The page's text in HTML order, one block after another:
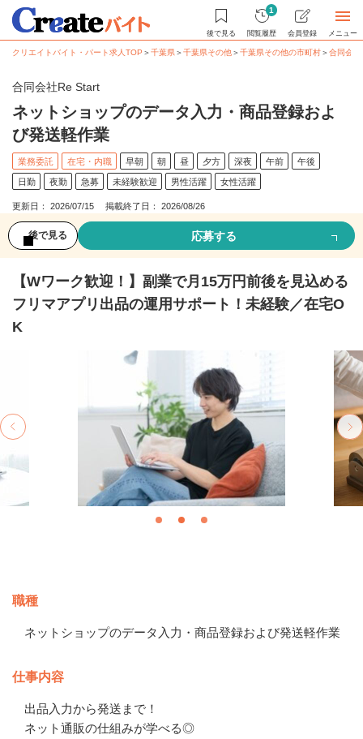
後で見る
1
閲覧履歴 会員登録 メニュー
クリエイトバイト・パート求人TOP ＞千葉県＞千葉県その他＞千葉県その他の市町村＞合同会
合同会社Re Start
ネットショップのデータ入力・商品登録およ
び発送軽作業
業務委託 在宅・内職 早朝 朝 昼 夕方 深夜 午前 午後
日勤 夜勤 急募 未経験歓迎 男性活躍 女性活躍
更新日： 2026/07/15 掲載終了日： 2026/08/26
後で見る 応募する
【Wワーク歓迎！】副業で月15万円前後を見込める
フリマアプリ出品の運用サポート！未経験／在宅O
K
職種
ネットショップのデータ入力・商品登録および発送軽作業
仕事内容
出品入力から発送まで！
ネット通販の仕組みが学べる◎